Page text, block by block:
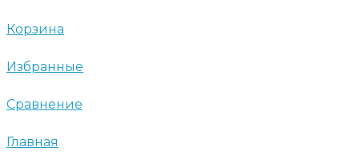
Корзина
Избранные
Сравнение
Главная